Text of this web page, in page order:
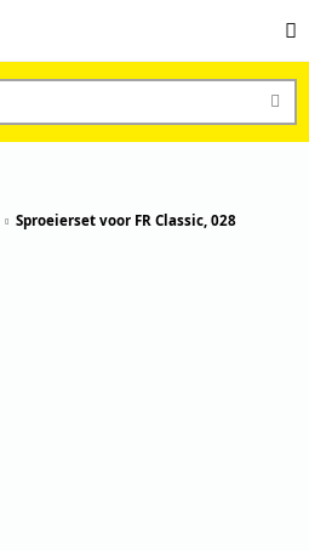
Sproeierset voor FR Classic, 028